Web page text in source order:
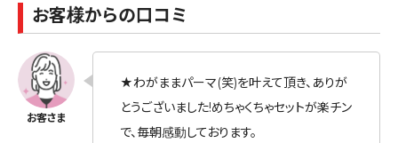
お客様からの口コミ
★わがままパーマ(笑)を叶えて頂き、ありが
とうございました!めちゃくちゃセットが楽チン
で、毎朝感動しております。